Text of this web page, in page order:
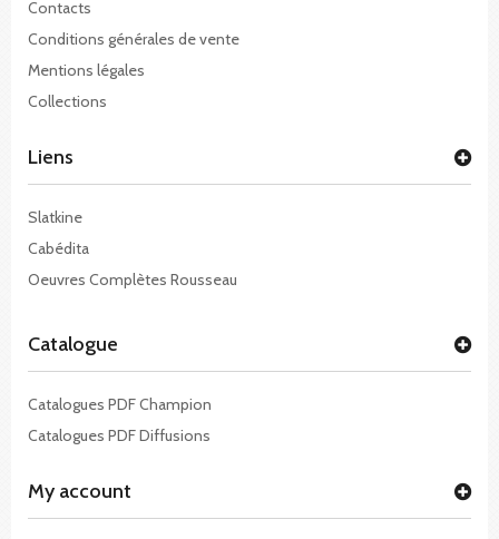
Contacts
Conditions générales de vente
Mentions légales
Collections
Liens
Slatkine
Cabédita
Oeuvres Complètes Rousseau
Catalogue
Catalogues PDF Champion
Catalogues PDF Diffusions
My account